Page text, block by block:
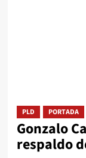
PLD PORTADA
Gonzalo
respaldo